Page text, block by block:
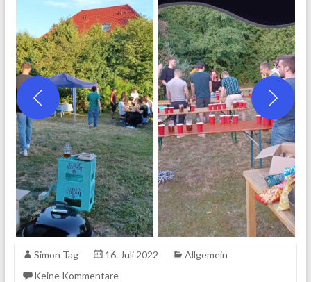
Simon Tag 16. Juli 2022
Allgemein
Keine Kommentare